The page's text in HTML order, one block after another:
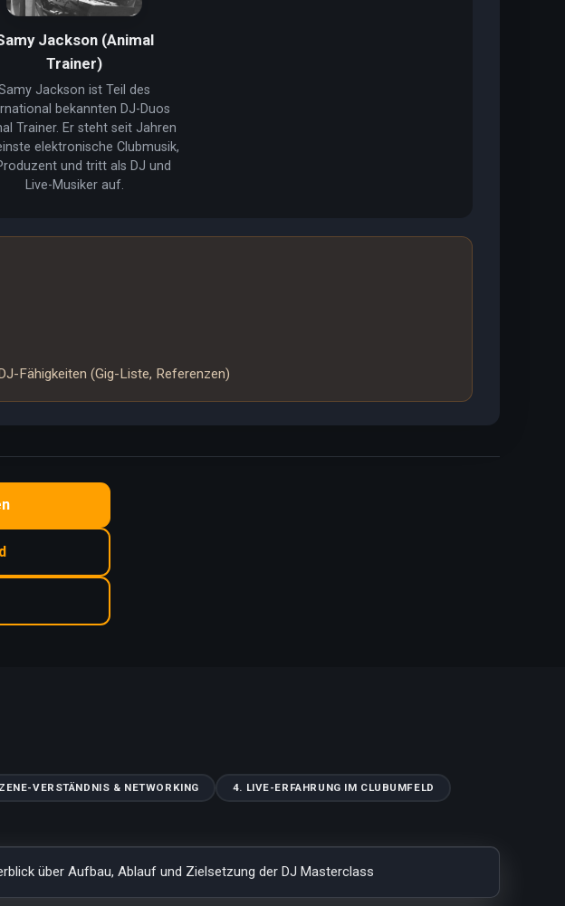
Jackson (Animal
Trainer)
Jackson ist Teil des
bekannten DJ-Duos
Trainer. Er steht seit Jahren
elektronische Clubmusik,
und tritt als DJ und
Live-Musiker auf.
Fähigkeiten (Gig-Liste, Referenzen)
VERSTÄNDNIS & NETWORKING 4. LIVE-ERFAHRUNG IM CLUBUMFELD
über Aufbau, Ablauf und Zielsetzung der DJ Masterclass